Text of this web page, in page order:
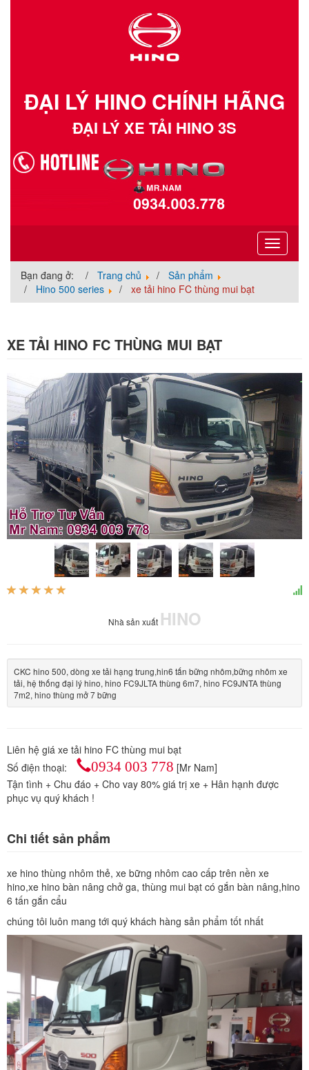
ĐẠI LÝ HINO CHÍNH HÃNG
ĐẠI LÝ XE TẢI HINO 3S
Toggle
Bạn đang ở: Trang chủ
Sản phẩm
Hino 500 series
xe tải hino FC thùng mui bạt
XE TẢI HINO FC THÙNG MUI BẠT
Nhà sản xuất HINO
CKC hino 500, dòng xe tải hạng trung,hin6 tấn bững nhôm,bững nhôm xe
tải, hệ thống đại lý hino, hino FC9JLTA thùng 6m7, hino FC9JNTA thùng
7m2, hino thùng mở 7 bững
Liên hệ giá xe tải hino FC thùng mui bạt
Số điện thoại:
0934 003 778 [Mr Nam]
Tận tình + Chu đáo + Cho vay 80% giá trị xe + Hân hạnh được
phục vụ quý khách !
Chi tiết sản phẩm
xe hino thùng nhôm thẻ, xe bững nhôm cao cấp trên nền xe
hino,xe hino bàn nâng chở ga, thùng mui bạt có gắn bàn nâng,hino
6 tấn gắn cẩu
chúng tôi luôn mang tới quý khách hàng sản phẩm tốt nhất